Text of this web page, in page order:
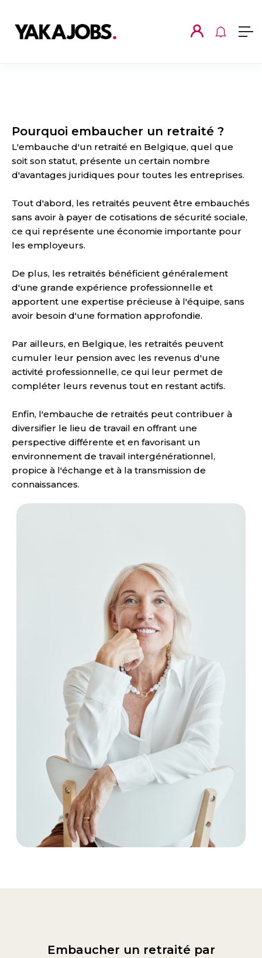
Pourquoi embaucher un retraité ?
L'embauche d'un retraité en Belgique, quel que
soit son statut, présente un certain nombre
d'avantages juridiques pour toutes les entreprises.
Tout d'abord, les retraités peuvent être embauchés
sans avoir à payer de cotisations de sécurité sociale,
ce qui représente une économie importante pour
les employeurs.
De plus, les retraités bénéficient généralement
d'une grande expérience professionnelle et
apportent une expertise précieuse à l'équipe, sans
avoir besoin d'une formation approfondie.
Par ailleurs, en Belgique, les retraités peuvent
cumuler leur pension avec les revenus d'une
activité professionnelle, ce qui leur permet de
compléter leurs revenus tout en restant actifs.
Enfin, l'embauche de retraités peut contribuer à
diversifier le lieu de travail en offrant une
perspective différente et en favorisant un
environnement de travail intergénérationnel,
propice à l'échange et à la transmission de
connaissances.
Embaucher un retraité par